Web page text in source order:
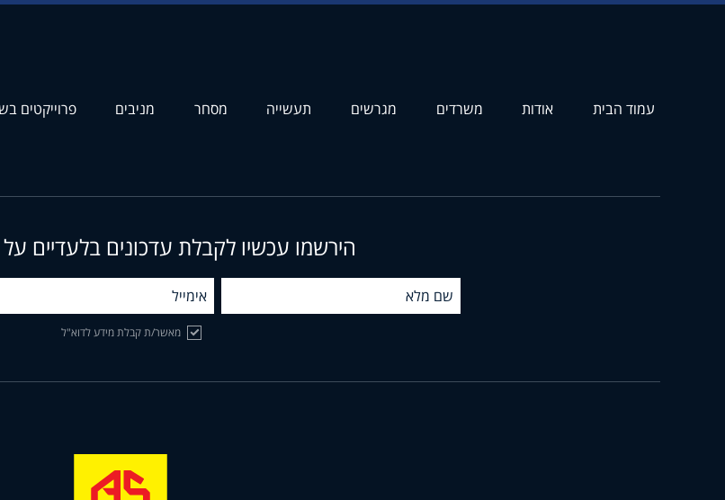
עמוד הבית אודות משרדים מגרשים תעשייה מסחר מניבים פרוייקטים
הירשמו עכשיו לקבלת עדכונים בלעדיים
מאשר/ת קבלת מידע לדוא"ל